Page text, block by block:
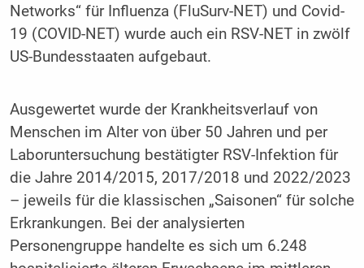
Networks“ für Influenza (FluSurv-NET) und Covid-
19 (COVID-NET) wurde auch ein RSV-NET in zwölf
US-Bundesstaaten aufgebaut.
Ausgewertet wurde der Krankheitsverlauf von
Menschen im Alter von über 50 Jahren und per
Laboruntersuchung bestätigter RSV-Infektion für
die Jahre 2014/2015, 2017/2018 und 2022/2023
– jeweils für die klassischen „Saisonen“ für solche
Erkrankungen. Bei der analysierten
Personengruppe handelte es sich um 6.248